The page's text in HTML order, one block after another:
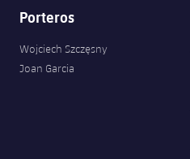
Porteros
Wojciech Szczęsny
Joan Garcia